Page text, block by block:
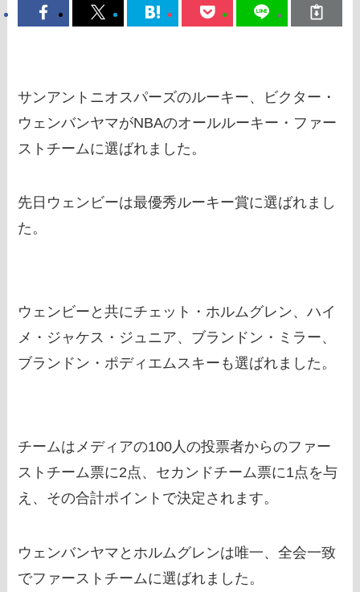
サンアントニオスパーズのルーキー、ビクター・
ウェンバンヤマがNBAのオールルーキー・ファー
ストチームに選ばれました。
先日ウェンビーは最優秀ルーキー賞に選ばれまし
た。
ウェンビーと共にチェット・ホルムグレン、ハイ
メ・ジャケス・ジュニア、ブランドン・ミラー、
ブランドン・ポディエムスキーも選ばれました。
チームはメディアの100人の投票者からのファー
ストチーム票に2点、セカンドチーム票に1点を与
え、その合計ポイントで決定されます。
ウェンバンヤマとホルムグレンは唯一、全会一致
でファーストチームに選ばれました。